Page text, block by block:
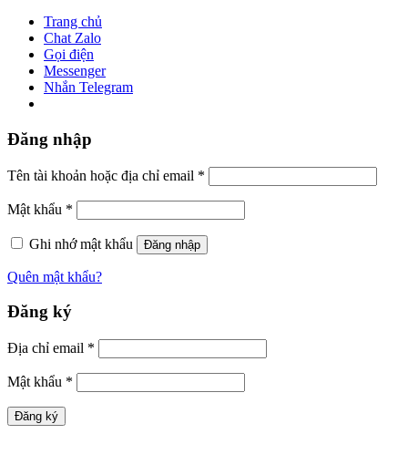
Trang chủ
Chat Zalo
Gọi điện
Messenger
Nhắn Telegram
Đăng nhập
Tên tài khoản hoặc địa chỉ email *
Mật khẩu *
Ghi nhớ mật khẩu Đăng nhập
Quên mật khẩu?
Đăng ký
Địa chỉ email *
Mật khẩu *
Đăng ký